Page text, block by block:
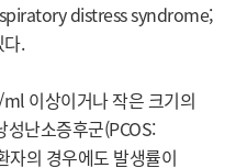
distress syndrome;
.
이상이거나 작은 크기의
난소증후군(PCOS:
의 경우에도 발생률이